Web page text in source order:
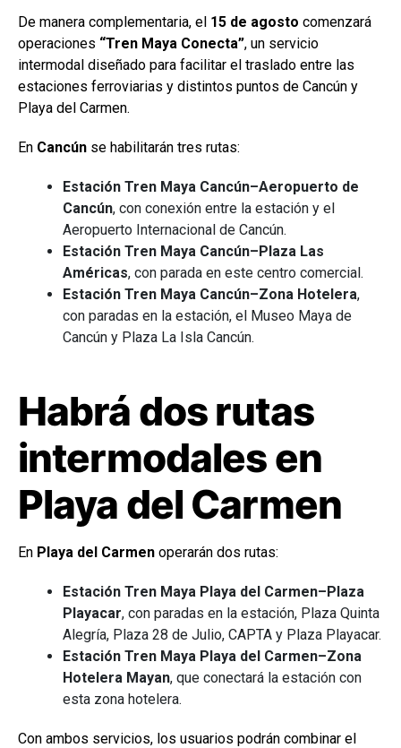
De manera complementaria, el 15 de agosto comenzará
operaciones “Tren Maya Conecta”, un servicio
intermodal diseñado para facilitar el traslado entre las
estaciones ferroviarias y distintos puntos de Cancún y
Playa del Carmen.
En Cancún se habilitarán tres rutas:
Estación Tren Maya Cancún–Aeropuerto de
Cancún, con conexión entre la estación y el
Aeropuerto Internacional de Cancún.
Estación Tren Maya Cancún–Plaza Las
Américas, con parada en este centro comercial.
Estación Tren Maya Cancún–Zona Hotelera,
con paradas en la estación, el Museo Maya de
Cancún y Plaza La Isla Cancún.
Habrá dos rutas
intermodales en
Playa del Carmen
En Playa del Carmen operarán dos rutas:
Estación Tren Maya Playa del Carmen–Plaza
Playacar, con paradas en la estación, Plaza Quinta
Alegría, Plaza 28 de Julio, CAPTA y Plaza Playacar.
Estación Tren Maya Playa del Carmen–Zona
Hotelera Mayan, que conectará la estación con
esta zona hotelera.
Con ambos servicios, los usuarios podrán combinar el